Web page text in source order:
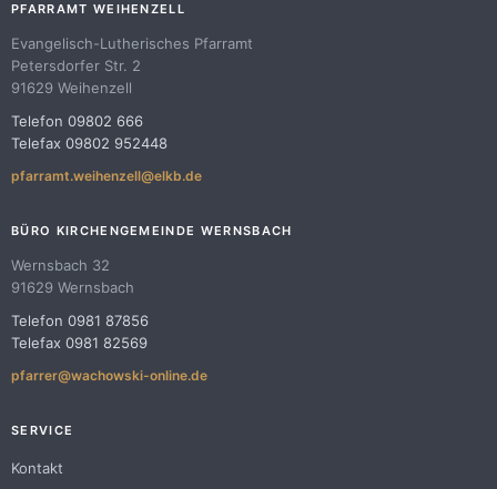
PFARRAMT WEIHENZELL
Evangelisch-Lutherisches Pfarramt
Petersdorfer Str. 2
91629 Weihenzell
Telefon 09802 666
Telefax 09802 952448
pfarramt.weihenzell@elkb.de
BÜRO KIRCHENGEMEINDE WERNSBACH
Wernsbach 32
91629 Wernsbach
Telefon 0981 87856
Telefax 0981 82569
pfarrer@wachowski-online.de
SERVICE
Kontakt